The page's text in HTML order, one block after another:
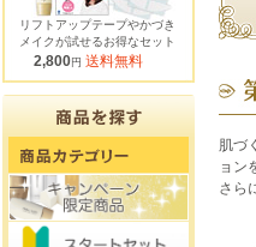
リフトアップテープやかづき
メイクが試せるお得なセット
2,800円 送料無料
肌づ
ョン
さら